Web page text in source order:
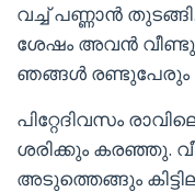
വച്ച് പണ്ണാൻ
ശേഷം അവൻ
ഞങ്ങൾ രണ്ടുപേരും
പിറ്റേദിവസം
ശരിക്കും കരഞ്ഞു.
അടുത്തെങ്ങും